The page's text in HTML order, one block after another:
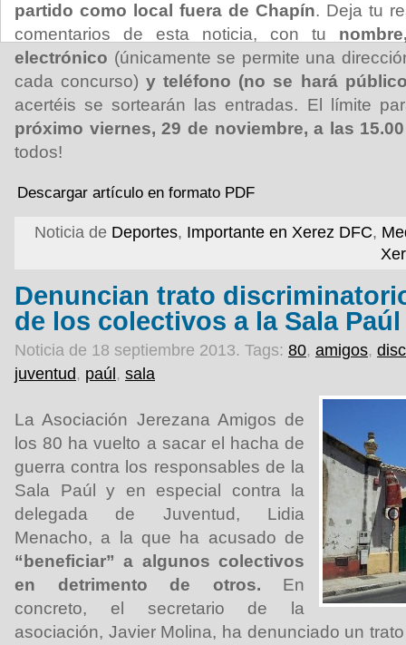
partido como local fuera de Chapín. Deja tu
comentarios de esta noticia, con tu
electrónico (únicamente se permite una
cada concurso) y teléfono (no se hará
acertéis se sortearán las entradas. El límite
próximo viernes, 29 de noviembre, a las
todos!
Descargar artículo en formato PDF
Noticia de Deportes, Importante en Xerez DFC,
Denuncian trato
de los colectivos a la Sala Paúl
Noticia de 18 septiembre 2013. Tags: 80, amigos,
juventud , paúl , sala
La Asociación Jerezana Amigos de
los 80 ha vuelto a sacar el hacha de
guerra contra los responsables de la
Sala Paúl y en especial contra la
delegada de Juventud, Lidia
Menacho, a la que ha acusado de
“beneficiar” a algunos colectivos
en detrimento de otros. En
concreto, el secretario de la
asociación, Javier Molina, ha denunciado un trato